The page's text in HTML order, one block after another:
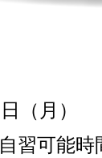
日（月）
習可能時